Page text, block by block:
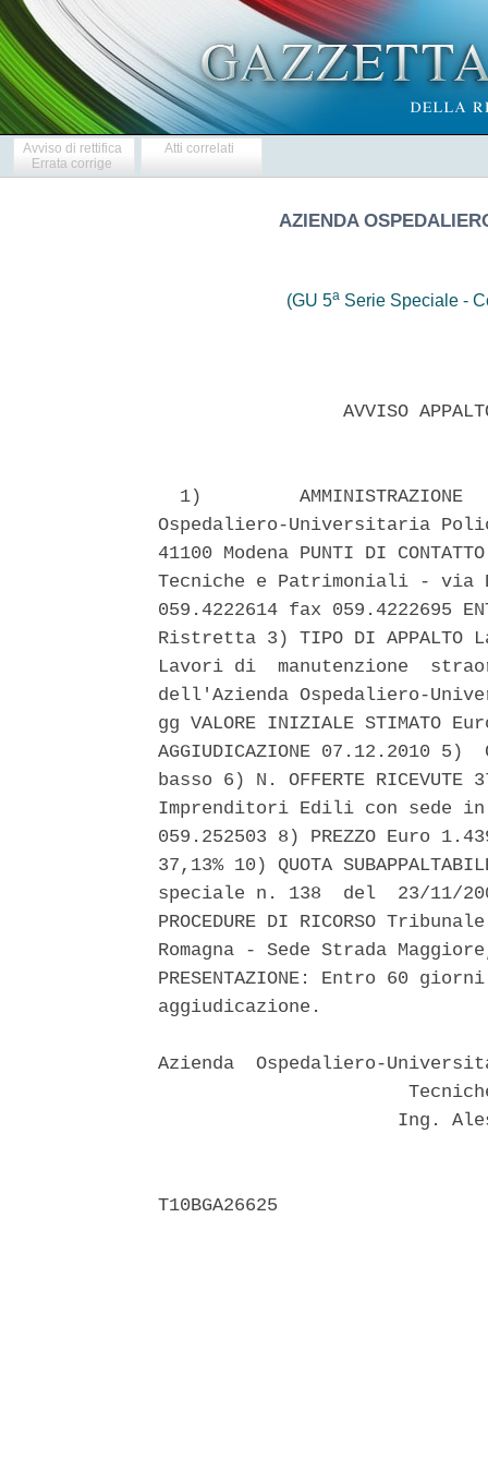
Avviso di rettifica
Errata corrige
Atti correlati
AZIENDA
(GU 5a Serie Speciale -
AVVISO
1)         AMMINISTRAZIONE
Ospedaliero-Universitaria
41100 Modena PUNTI DI
Tecniche e Patrimoniali - via
059.4222614 fax 059.4222695
Ristretta 3) TIPO DI APPALTO
Lavori di  manutenzione
dell'Azienda Ospedaliero-
gg VALORE INIZIALE
AGGIUDICAZIONE 07.12.2010
basso 6) N. OFFERTE
Imprenditori Edili con sede
059.252503 8) PREZZO Euro
37,13% 10) QUOTA
speciale n. 138  del  23/11/2009
PROCEDURE DI RICORSO
Romagna - Sede Strada
PRESENTAZIONE: Entro 60
aggiudicazione.
Azienda  Ospedaliero-
Ing.